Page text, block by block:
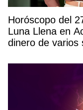
Horóscopo del
Luna Llena en
dinero de varios